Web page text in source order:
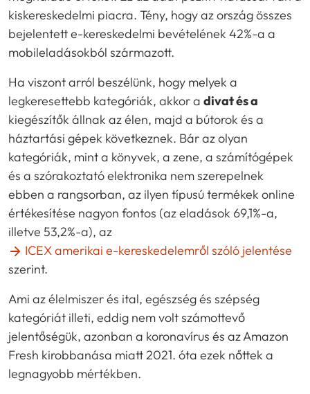
kiskereskedelmi piacra. Tény, hogy az ország összes
bejelentett e-kereskedelmi bevételének 42%-a a
mobileladásokból származott.
Ha viszont arról beszélünk, hogy melyek a
legkeresettebb kategóriák, akkor a divat és a
kiegészítők állnak az élen, majd a bútorok és a
háztartási gépek következnek. Bár az olyan
kategóriák, mint a könyvek, a zene, a számítógépek
és a szórakoztató elektronika nem szerepelnek
ebben a rangsorban, az ilyen típusú termékek online
értékesítése nagyon fontos (az eladások 69,1%-a,
illetve 53,2%-a), az
ICEX amerikai e-kereskedelemről szóló jelentése
szerint.
Ami az élelmiszer és ital, egészség és szépség
kategóriát illeti, eddig nem volt számottevő
jelentőségük, azonban a koronavírus és az Amazon
Fresh kirobbanása miatt 2021. óta ezek nőttek a
legnagyobb mértékben.